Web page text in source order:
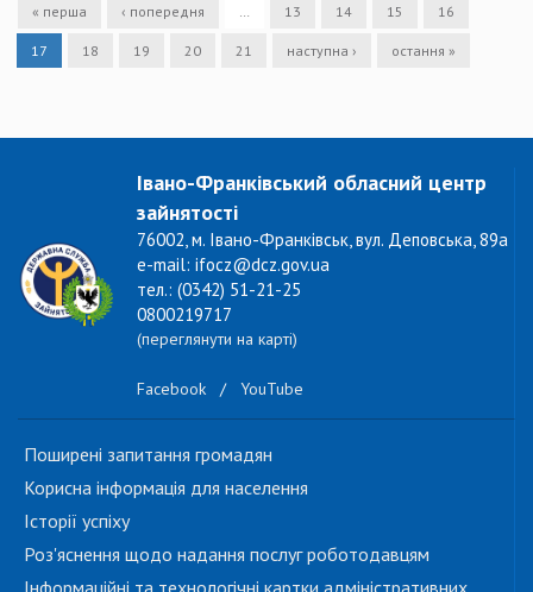
« перша ‹ попередня 13 14 15 16
17 18 19 20 21 наступна › остання »
Івано-Франківський обласний центр
зайнятості
76002, м. Івано-Франківськ, вул. Деповська, 89а
e-mail: ifocz@dcz.gov.ua
тел.: (0342) 51-21-25
0800219717
(переглянути на карті)
Facebook / YouTube
Поширені запитання громадян
Корисна інформація для населення
Історії успіху
Роз'яснення щодо надання послуг роботодавцям
Інформаційні та технологічні картки адміністративних